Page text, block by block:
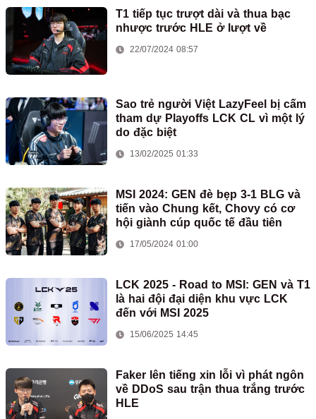
T1 tiếp tục trượt dài và thua bạc
nhược trước HLE ở lượt về
22/07/2024 08:57
Sao trẻ người Việt LazyFeel bị cấm
tham dự Playoffs LCK CL vì một lý
do đặc biệt
13/02/2025 01:33
MSI 2024: GEN đè bẹp 3-1 BLG và
tiến vào Chung kết, Chovy có cơ
hội giành cúp quốc tế đầu tiên
17/05/2024 01:00
LCK 2025 - Road to MSI: GEN và T1
là hai đội đại diện khu vực LCK
đến với MSI 2025
15/06/2025 14:45
Faker lên tiếng xin lỗi vì phát ngôn
về DDoS sau trận thua trắng trước
HLE